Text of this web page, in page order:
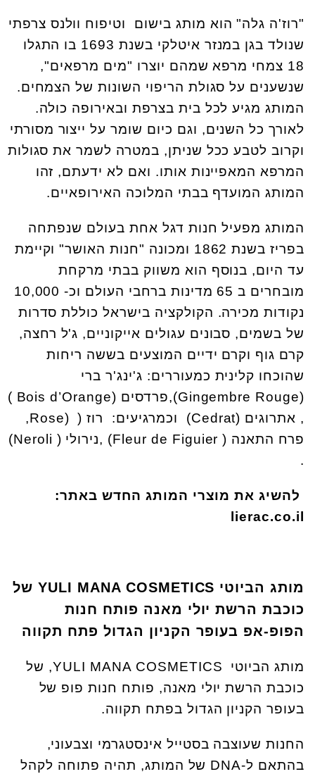
"רוז'ה גלה" הוא מותג בישום וטיפוח וולנס צרפתי
שנולד בגן במנזר איטלקי בשנת 1693 בו התגלו
18 צמחי מרפא שמהם יוצרו "מים מרפאים",
שנשענים על סגולת הריפוי השונות של הצמחים.
המותג מגיע לכל בית בצרפת ובאירופה כולה.
לאורך כל השנים, וגם כיום שומר על ייצור מסורתי
וקרוב לטבע ככל שניתן, במטרה לשמר את סגולות
המרפא המאפיינות אותו. ואם לא ידעתם, זהו
המותג המועדף בבתי המלוכה האירופאיים.
המותג מפעיל חנות דגל אחת בעולם שנפתחה
בפריז בשנת 1862 ומכונה "חנות האושר" וקיימת
עד היום, בנוסף הוא משווק בבתי מרקחת
מובחרים ב 65 מדינות ברחבי העולם וכ- 10,000
נקודות מכירה. הקולקציה בישראל כוללת סדרות
של בשמים, סבונים עגולים אייקוניים, ג'ל רחצה,
קרם גוף וקרם ידיים המוצעים בששה ריחות
שהוכחו קלינית כמעוררים: ג'ינג'ר ברי
(Gingembre Rouge),פרדסים (Bois d’Orange )
, אתרוגים (Cedrat) וכמרגיעים: רוז ( (Rose,
פרח התאנה ( Fleur de Figuier) ,נירולי ( Neroli)
.
להשיג את מוצרי המותג החדש באתר:
lierac.co.il
מותג הביוטי
YULI MANA COSMETICS של
כוכבת הרשת יולי מאנה פותח חנות
הפופ-אפ בעופר הקניון הגדול פתח תקווה
מותג הביוטי YULI MANA COSMETICS, של
כוכבת הרשת יולי מאנה, פותח חנות פופ של
בעופר הקניון הגדול בפתח תקווה.
החנות שעוצבה בסטייל אינסטגרמי וצבעוני,
בהתאם ל-DNA של המותג, תהיה פתוחה לקהל